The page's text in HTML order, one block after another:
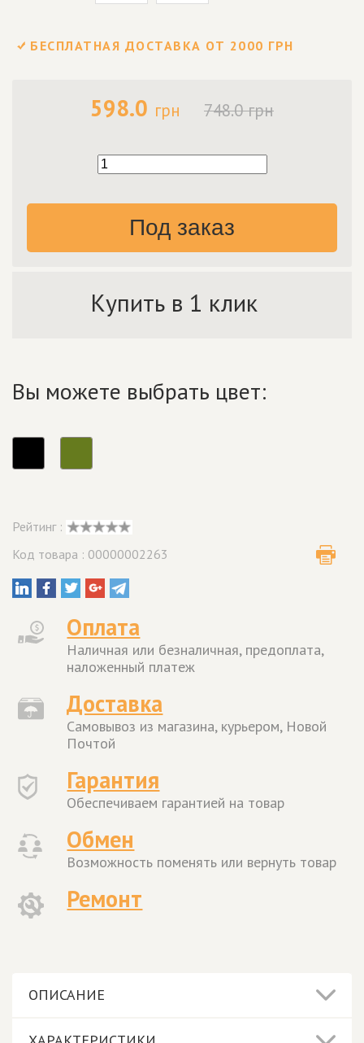
БЕСПЛАТНАЯ ДОСТАВКА ОТ 2000 ГРН
598.0 грн 748.0 грн
Под заказ
Купить в 1 клик
Вы можете выбрать цвет:
Рейтинг :
Код товара : 00000002263
Оплата
Наличная или безналичная, предоплата,
наложенный платеж
Доставка
Самовывоз из магазина, курьером, Новой
Почтой
Гарантия
Обеспечиваем гарантией на товар
Обмен
Возможность поменять или вернуть товар
Ремонт
ОПИСАНИЕ